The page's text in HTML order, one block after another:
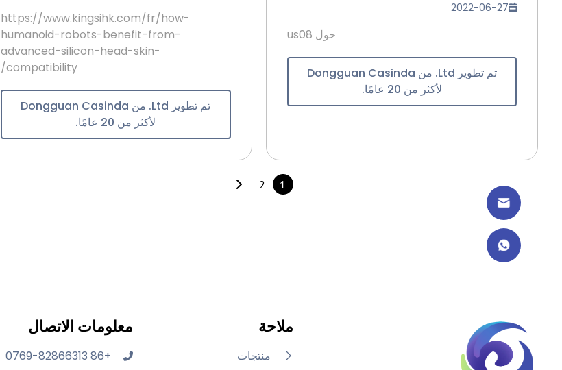
2022-06-27
حول us08
تم تطوير Ltd. من Dongguan Casinda
لأكثر من 20 عامًا.
https://www.kingsihk.com/fr/how-
humanoid-robots-benefit-from-
advanced-silicon-head-skin-
compatibility/
تم تطوير Ltd. من Dongguan Casinda
لأكثر من 20 عامًا.
1
2
ملاحة
منتجات
معلومات الاتصال
+86 0769-82866313